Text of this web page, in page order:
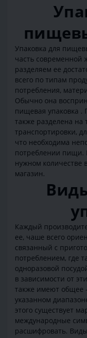
Упаковка для
часть современной
разделяем ее
всего по типам
потребления,
Обычно она
пищевая упаковка .
также разделена на
транспортировки,
что необходима
потреблении пищи.
нужном количестве
магазин.
Каждый
ее, чаше всего
связанный с
потреблением, где
одноразовой
в зависимости от
также имеют общее
указанном
этого существует
международные
расшифровать.